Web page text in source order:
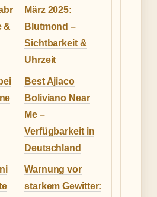
&
März 2025:
Blutmond –
Sichtbarkeit &
Uhrzeit
Best Ajiaco
Boliviano Near
Me –
Verfügbarkeit in
Deutschland
Warnung vor
starkem Gewitter: